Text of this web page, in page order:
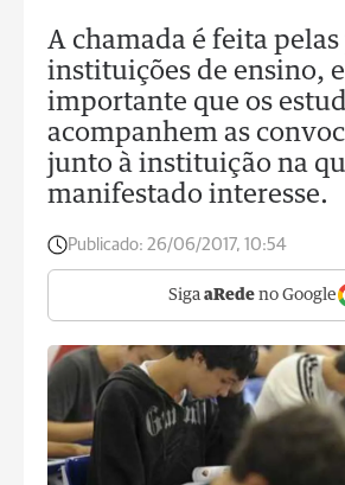
A chamada é feita
instituições de ensino,
importante que os
acompanhem as
junto à instituição na
manifestado interesse.
Publicado: 26/06/2017, 10:54
Siga aRede no Google